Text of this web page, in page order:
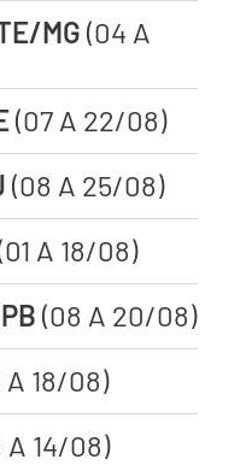
MG (04 A
(07 A 22/08)
(08 A 25/08)
A 18/08)
(08 A 20/08)
A 18/08)
A 14/08)